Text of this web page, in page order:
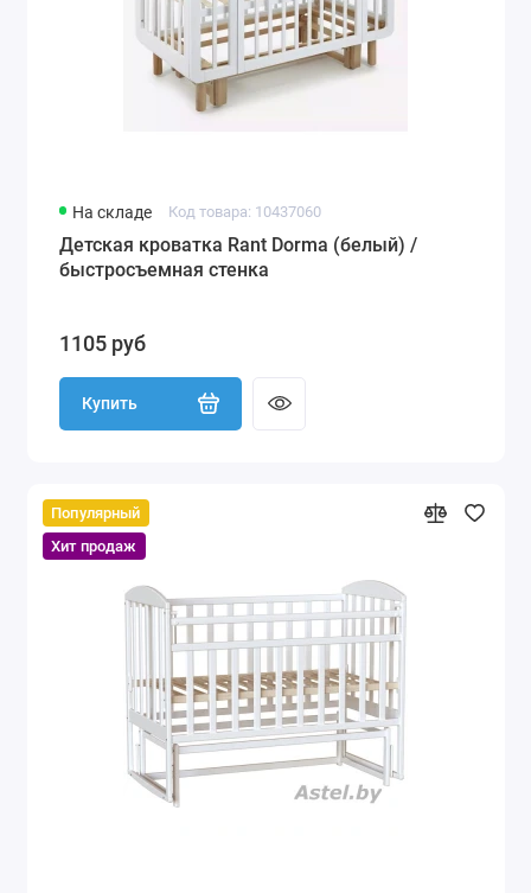
На складе Код товара: 10437060
Детская кроватка Rant Dorma (белый) /
быстросъемная стенка
1105 руб
Купить
Популярный
Хит продаж